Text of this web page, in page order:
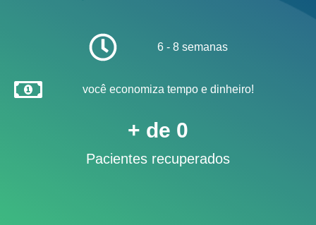
6 - 8 semanas
você economiza tempo e dinheiro!
Pacientes recuperados
+ de 0